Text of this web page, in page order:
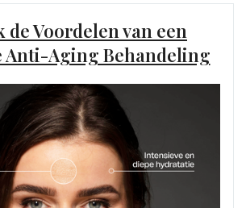
de Voordelen van een
Anti-Aging Behandeling